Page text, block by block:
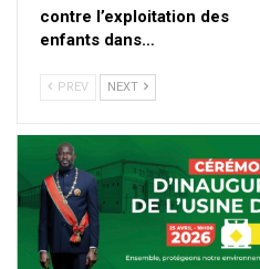
contre l’exploitation des
enfants dans…
PREV NEXT